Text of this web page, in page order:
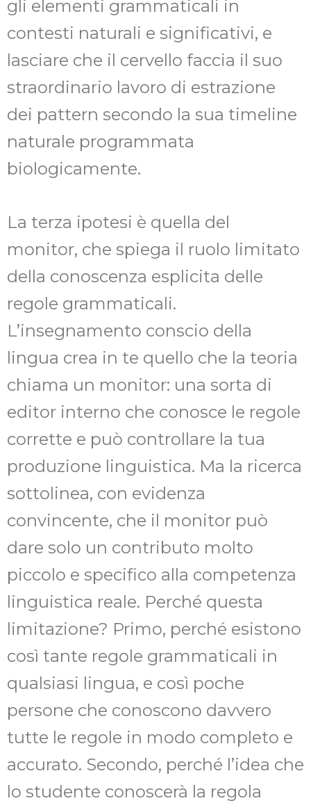
gli elementi grammaticali in
contesti naturali e significativi, e
lasciare che il cervello faccia il suo
straordinario lavoro di estrazione
dei pattern secondo la sua timeline
naturale programmata
biologicamente.
La terza ipotesi è quella del
monitor, che spiega il ruolo limitato
della conoscenza esplicita delle
regole grammaticali.
L’insegnamento conscio della
lingua crea in te quello che la teoria
chiama un monitor: una sorta di
editor interno che conosce le regole
corrette e può controllare la tua
produzione linguistica. Ma la ricerca
sottolinea, con evidenza
convincente, che il monitor può
dare solo un contributo molto
piccolo e specifico alla competenza
linguistica reale. Perché questa
limitazione? Primo, perché esistono
così tante regole grammaticali in
qualsiasi lingua, e così poche
persone che conoscono davvero
tutte le regole in modo completo e
accurato. Secondo, perché l’idea che
lo studente conoscerà la regola